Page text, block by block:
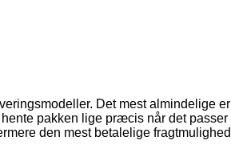
Det mest almindelige er
pakken lige præcis når det passer
den mest betalelige fragtmulighed